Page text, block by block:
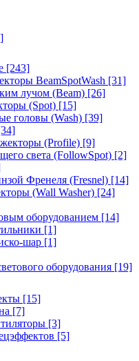
[243]
BeamSpotWash [31]
лучом (Beam) [26]
(Spot) [15]
головы (Wash) [39]
(Profile) [9]
света (FollowSpot) [2]
Френеля (Fresnel) [14]
(Wall Washer) [24]
оборудованием [14]
[1]
шар [1]
оборудования [19]
[15]
[7]
[3]
[5]